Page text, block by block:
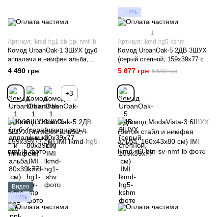
Артикул: lkmd-hg1-db-ppl-nmf-lb
Комод UrbanOak-1 3ШУХ (дуб
аппалачи и нимфея альба,
80x39x77 см) IMI
4 490 грн
+3
−14%
1
Артикул: lkmd-hg5-kshm
Комод UrbanOak-5 2ДВ 3ШУХ
(серый степной, 159x39x77 см)
IMI
5 677 грн 6 590 грн
Видео
−14%